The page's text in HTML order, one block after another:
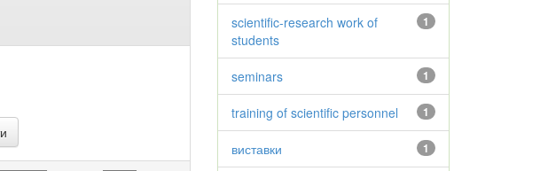
1
scientific-research work of
students
1
seminars
1
training of scientific personnel
1
виставки